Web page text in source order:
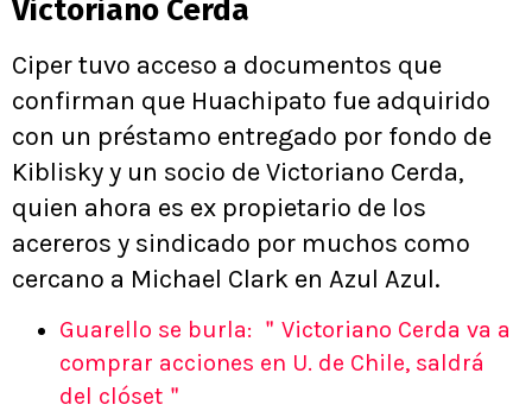
Victoriano Cerda
Ciper tuvo acceso a documentos que
confirman que Huachipato fue adquirido
con un préstamo entregado por fondo de
Kiblisky y un socio de Victoriano Cerda,
quien ahora es ex propietario de los
acereros y sindicado por muchos como
cercano a Michael Clark en Azul Azul.
Guarello se burla: ＂Victoriano Cerda va a
comprar acciones en U. de Chile, saldrá
del clóset＂